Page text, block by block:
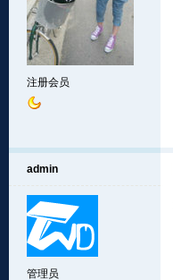
注册会员
admin
管理员